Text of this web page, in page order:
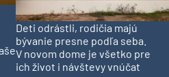
Deti odrástli, rodičia majú
bývanie presne podľa seba.
V novom dome je všetko pre
ich život i návštevy vnúčat